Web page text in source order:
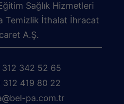
Sağlık Hizmetleri
Temizlik İthalat İhracat
A.Ş.
342 52 65
312 419 80 22
pa.com.tr